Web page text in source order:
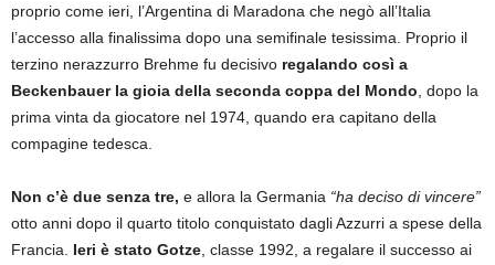
proprio come ieri, l’Argentina di Maradona che negò all’Italia
l’accesso alla finalissima dopo una semifinale tesissima. Proprio il
terzino nerazzurro Brehme fu decisivo regalando così a
Beckenbauer la gioia della seconda coppa del Mondo , dopo la
prima vinta da giocatore nel 1974, quando era capitano della
compagine tedesca.
Non c’è due senza tre, e allora la Germania “ha deciso di vincere”
otto anni dopo il quarto titolo conquistato dagli Azzurri a spese della
Francia.
Ieri è stato Gotze , classe 1992, a regalare il successo ai